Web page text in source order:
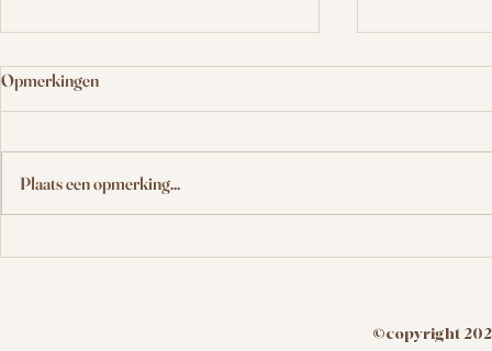
Amstel Gold Race weekend
Opmerkingen
Plaats een opmerking...
©copyright